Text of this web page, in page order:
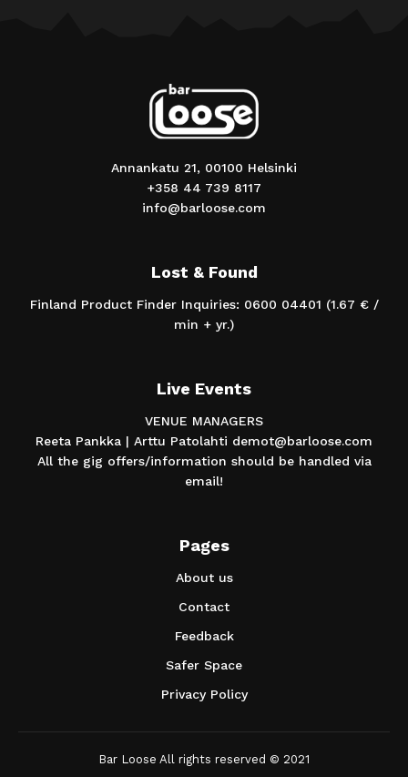
Annankatu 21, 00100 Helsinki
+358 44 739 8117
info@barloose.com
Lost & Found
Finland Product Finder Inquiries: 0600 04401 (1.67 € /
min + yr.)
Live Events
VENUE MANAGERS
Reeta Pankka | Arttu Patolahti demot@barloose.com
All the gig offers/information should be handled via
email!
Pages
About us
Contact
Feedback
Safer Space
Privacy Policy
Bar Loose All rights reserved © 2021